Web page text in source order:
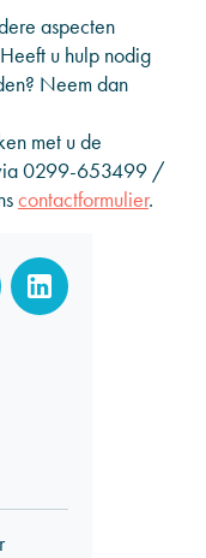
aspecten
u hulp nodig
Neem dan
met u de
0299-653499 /
contactformulier.